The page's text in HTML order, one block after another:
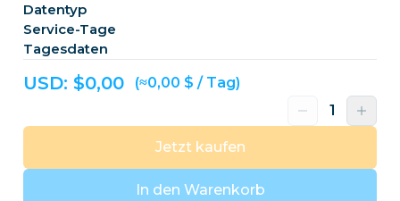
Datentyp
Service-Tage
Tagesdaten
USD: $0,00 (≈0,00 $ / Tag)
In den Warenkorb
Jetzt kaufen